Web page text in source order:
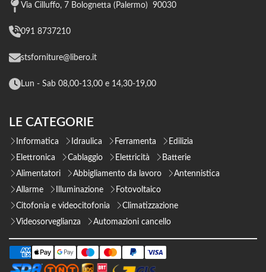
Via Cilluffo, 7 Bolognetta (Palermo) 90030
091 8737210
stsforniture@libero.it
Lun - Sab 08,00-13,00 e 14,30-19,00
LE CATEGORIE
Informatica Idraulica Ferramenta
Edilizia
Elettronica
Cablaggio Elettricità
Batterie
Alimentatori
Abbigliamento da lavoro
Antennistica
Allarme
Illuminazione
Fotovoltaico
Citofonia e videocitofonia
Climatizzazione
Videosorveglianza
Automazioni cancello